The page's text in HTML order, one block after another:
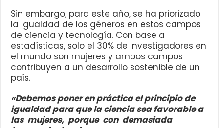
Sin embargo, para este año, se ha priorizado
la igualdad de los géneros en estos campos
de ciencia y tecnología. Con base a
estadísticas, solo el 30% de investigadores en
el mundo son mujeres y ambos campos
contribuyen a un desarrollo sostenible de un
país.
«Debemos poner en práctica el principio de
igualdad para que la ciencia sea favorable a
las mujeres, porque con demasiada